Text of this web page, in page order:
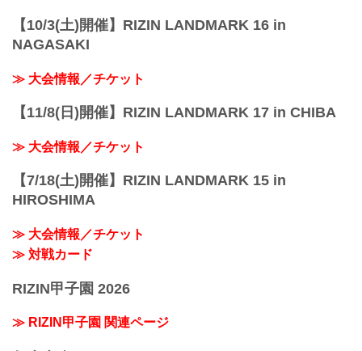
【10/3(土)開催】RIZIN LANDMARK 16 in
NAGASAKI
≫ 大会情報／チケット
【11/8(日)開催】RIZIN LANDMARK 17 in CHIBA
≫ 大会情報／チケット
【7/18(土)開催】RIZIN LANDMARK 15 in
HIROSHIMA
≫ 大会情報／チケット
≫ 対戦カード
RIZIN甲子園 2026
≫ RIZIN甲子園 関連ページ